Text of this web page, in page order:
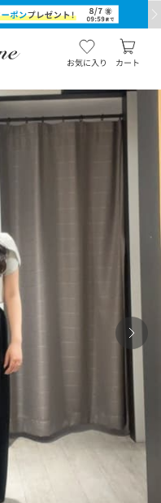
お気に入り カート